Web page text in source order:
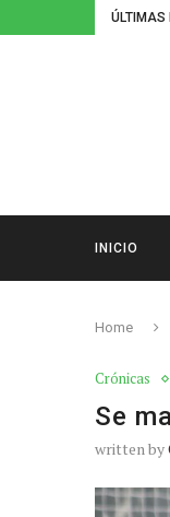
ÚLTIMAS
INICIO
Home
Crónicas
Se
written by